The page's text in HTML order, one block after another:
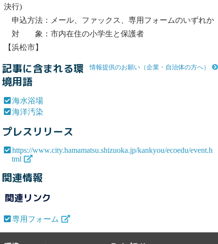
決行)
申込方法：メール、ファックス、専用フォームのいずれか
対 象：市内在住の小学生と保護者
【浜松市】
情報提供のお願い（企業・自治体の方へ）
記事に含まれる環
境用語
海水浴場
海洋汚染
プレスリリース
https://www.city.hamamatsu.shizuoka.jp/kankyou/ecoedu/event.h
tml
関連情報
関連リンク
専用フォーム